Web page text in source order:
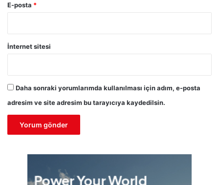
E-posta *
İnternet sitesi
Daha sonraki yorumlarımda kullanılması için adım, e-posta
adresim ve site adresim bu tarayıcıya kaydedilsin.